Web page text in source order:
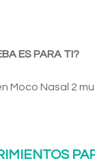
ES PARA TI?
Moco Nasal 2